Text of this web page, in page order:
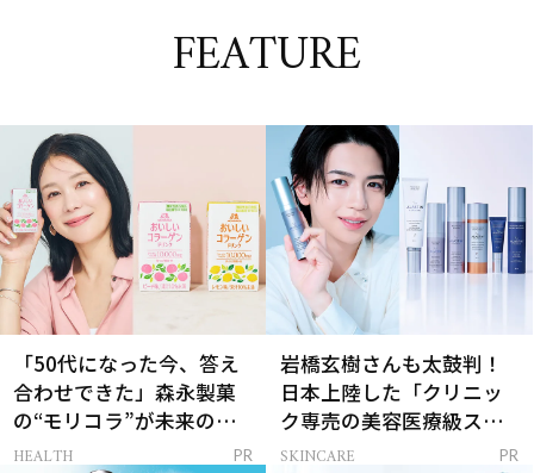
FEATURE
「50代になった今、答え
合わせできた」森永製菓
の“モリコラ”が未来のキ
レイを連れてくる！
HEALTH PR
岩橋玄樹さんも太鼓判！
日本上陸した「クリニッ
ク専売の美容医療級スキ
ンケア」
SKINCARE PR